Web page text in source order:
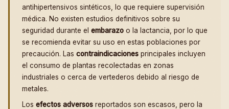
antihipertensivos sintéticos, lo que requiere supervisión
médica. No existen estudios definitivos sobre su
seguridad durante el embarazo o la lactancia, por lo que
se recomienda evitar su uso en estas poblaciones por
precaución. Las contraindicaciones principales incluyen
el consumo de plantas recolectadas en zonas
industriales o cerca de vertederos debido al riesgo de
metales.
Los efectos adversos reportados son escasos, pero la